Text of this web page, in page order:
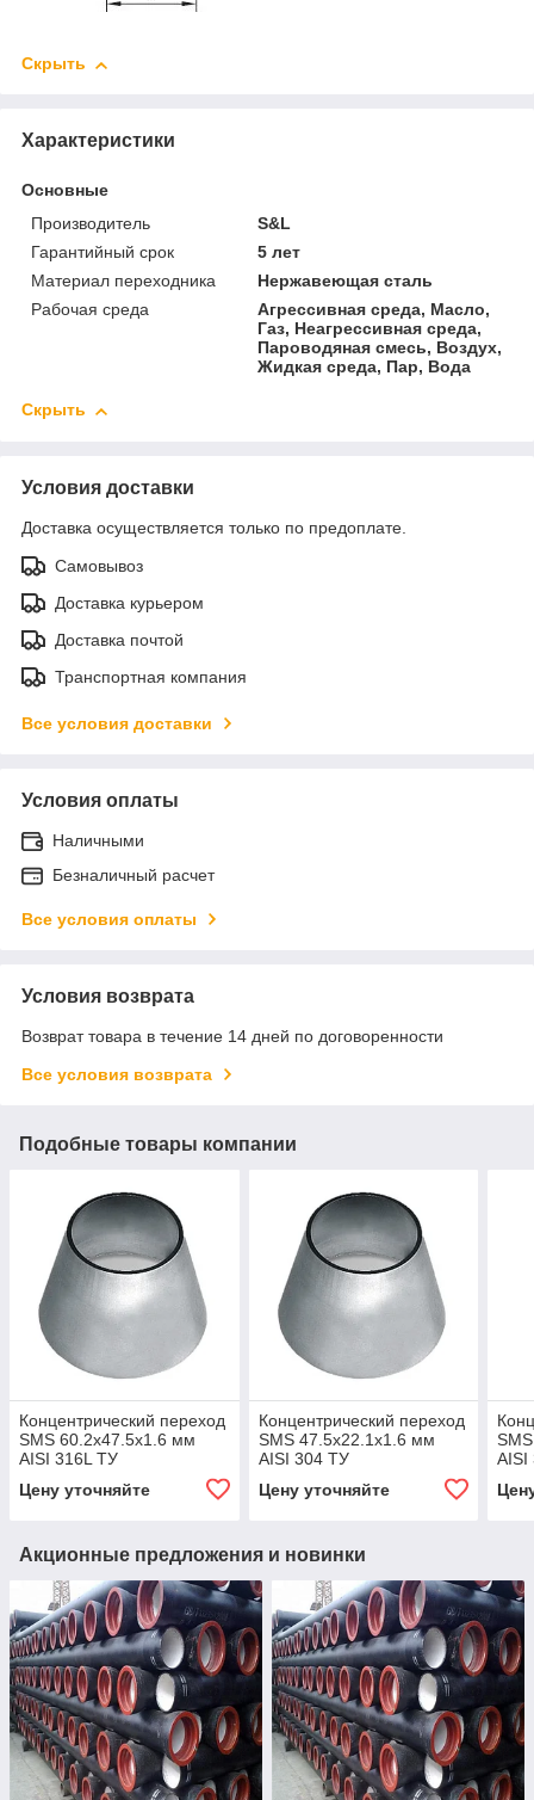
Скрыть
Характеристики
Основные
Производитель
S&L
Гарантийный срок
5 лет
Материал переходника
Нержавеющая сталь
Рабочая среда
Агрессивная среда, Масло,
Газ, Неагрессивная среда,
Пароводяная смесь, Воздух,
Жидкая среда, Пар, Вода
Скрыть
Условия доставки
Доставка осуществляется только по предоплате.
Самовывоз
Доставка курьером
Доставка почтой
Транспортная компания
Все условия доставки
Условия оплаты
Наличными
Безналичный расчет
Все условия оплаты
Условия возврата
Возврат товара в течение 14 дней по договоренности
Все условия возврата
Подобные товары компании
Концентрический переход
SMS 60.2x47.5x1.6 мм
AISI 316L ТУ
Цену уточняйте
Концентрический переход
SMS 47.5x22.1x1.6 мм
AISI 304 ТУ
Цену уточняйте
AISI
Акционные предложения и новинки